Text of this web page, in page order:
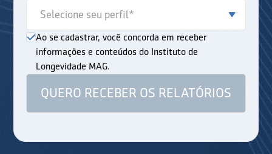
Ao se cadastrar, você concorda em receber
informações e conteúdos do Instituto de
Longevidade MAG.